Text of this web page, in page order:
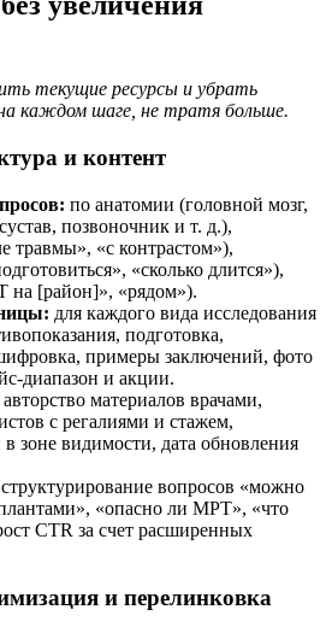
текущие ресурсы и убрать
каждом шаге, не тратя больше.
и контент
по анатомии (головной мозг,
позвоночник и т. д.),
травмы», «с контрастом»),
«сколько длится»),
на [район]», «рядом»).
для каждого вида исследования
подготовка,
примеры заключений, фото
диапазон и акции.
авторство материалов врачами,
с регалиями и стажем,
зоне видимости, дата обновления
структурирование вопросов «можно
«опасно ли МРТ», «что
CTR за счет расширенных
и перелинковка